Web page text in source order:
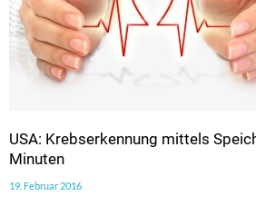
USA: Krebserkennung mittels
Minuten
19. Februar 2016